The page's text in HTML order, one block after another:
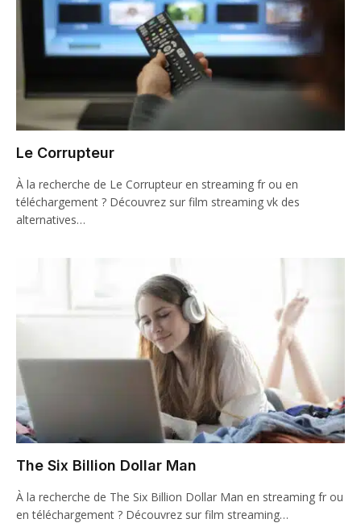
Le Corrupteur
À la recherche de Le Corrupteur en streaming fr ou en
téléchargement ? Découvrez sur film streaming vk des
alternatives…
The Six Billion Dollar Man
À la recherche de The Six Billion Dollar Man en streaming fr ou
en téléchargement ? Découvrez sur film streaming…